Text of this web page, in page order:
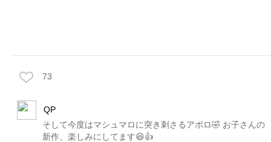
73
QP
そして今度はマシュマロに突き刺さるアポロ🤣 お子さんの
新作、楽しみにしてます😆👍